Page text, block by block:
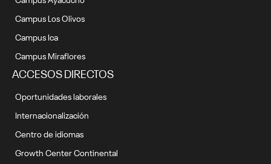
Campus Los Olivos
Campus Ica
Campus Miraflores
ACCESOS DIRECTOS
Oportunidades laborales
Internacionalización
Centro de idiomas
Growth Center Continental